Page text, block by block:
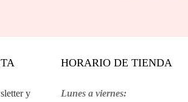
y
HORARIO DE TIENDA
Lunes a viernes: